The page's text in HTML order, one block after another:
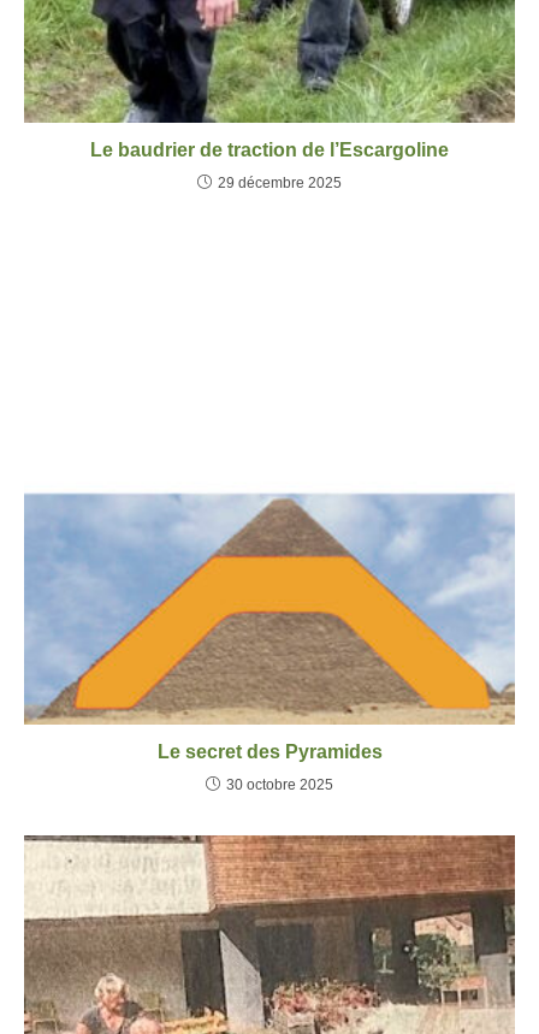
Le baudrier de traction de l’Escargoline
29 décembre 2025
Le secret des Pyramides
30 octobre 2025